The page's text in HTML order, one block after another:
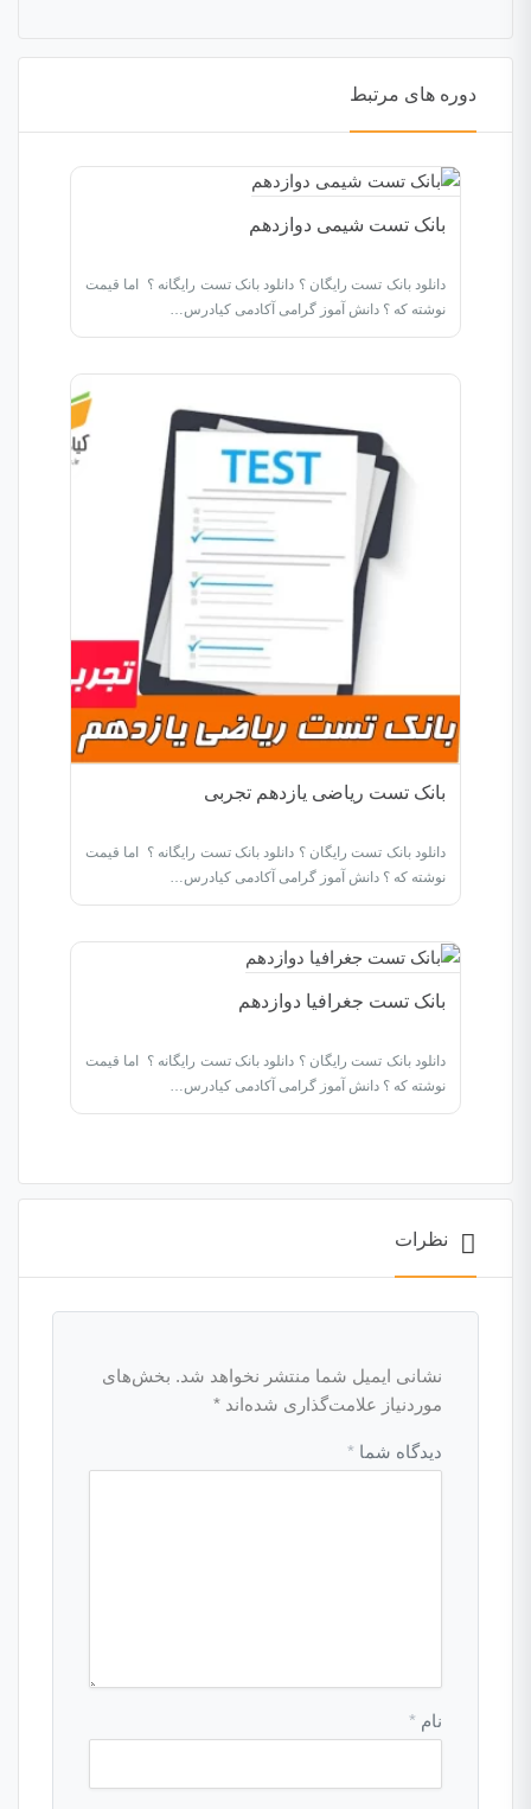
دوره های مرتبط
بانک تست شیمی دوازدهم
دانلود بانک تست رایگان ؟ دانلود بانک تست رایگانه ؟ اما قیمت
نوشته که ؟ دانش آموز گرامی آکادمی کیادرس…
بانک تست ریاضی یازدهم تجربی
دانلود بانک تست رایگان ؟ دانلود بانک تست رایگانه ؟ اما قیمت
نوشته که ؟ دانش آموز گرامی آکادمی کیادرس…
بانک تست جغرافیا دوازدهم
دانلود بانک تست رایگان ؟ دانلود بانک تست رایگانه ؟ اما قیمت
نوشته که ؟ دانش آموز گرامی آکادمی کیادرس…
نظرات
نشانی ایمیل شما منتشر نخواهد شد. بخش‌های
موردنیاز علامت‌گذاری شده‌اند *
دیدگاه شما *
نام *